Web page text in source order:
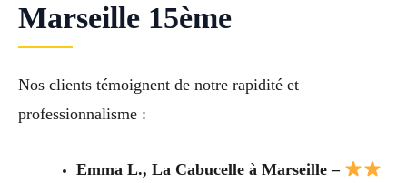
Marseille 15ème
Nos clients témoignent de notre rapidité et
professionnalisme :
Emma L., La Cabucelle à Marseille –